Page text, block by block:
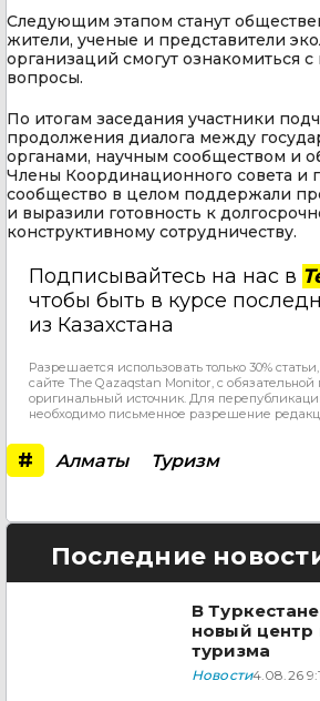
Следующим этапом станут
жители, ученые и представители
организаций смогут ознакомиться
вопросы.
По итогам заседания участники
продолжения диалога между
органами, научным сообществом и
Члены Координационного совета и
сообщество в целом поддержали
и выразили готовность к
конструктивному сотрудничеству.
Подписывайтесь на нас в
чтобы быть в курсе
из Казахстана
Разрешается использовать только 30%
сайте The Qazaqstan Monitor, с
оригинальный источник. Для
необходимо письменное разрешение
# Алматы Туризм
Последние
В
новый
туризма
Новости4.08.26